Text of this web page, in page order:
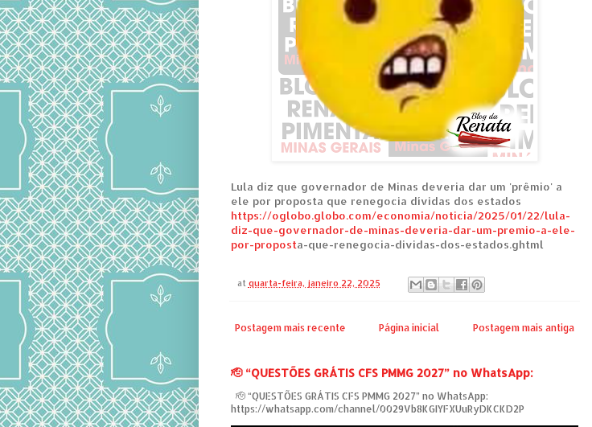
Lula diz que governador de Minas deveria dar um 'prêmio' a
ele por proposta que renegocia dívidas dos estados
https://oglobo.globo.com/economia/noticia/2025/01/22/lula-
diz-que-governador-de-minas-deveria-dar-um-premio-a-ele-
por-proposta-que-renegocia-dividas-dos-estados.ghtml
at quarta-feira, janeiro 22, 2025
Postagem mais recente Postagem mais antiga
Página inicial
‎🫡 “QUESTÕES GRÁTIS CFS PMMG 2027” no WhatsApp:
‎ 🫡 “QUESTÕES GRÁTIS CFS PMMG 2027” no WhatsApp:
https://whatsapp.com/channel/0029Vb8KGIYFXUuRyDKCKD2P